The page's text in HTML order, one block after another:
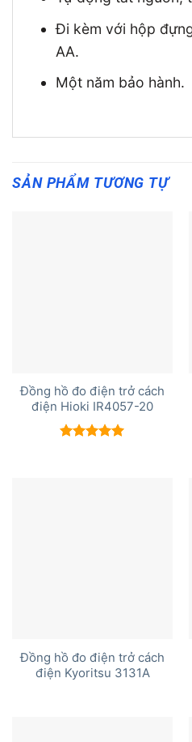
Đi kèm với hộp
AA.
Một năm bảo hành.
SẢN PHẨM TƯƠNG TỰ
Đồng hồ đo điện trở cách
điện Hioki IR4057-20
Đồng hồ đo điện trở cách
điện Kyoritsu 3131A